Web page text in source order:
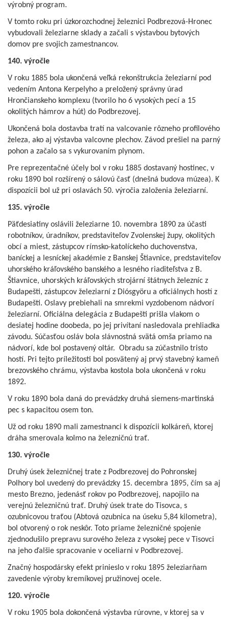
výrobný program.
V tomto roku pri úzkorozchodnej železnici Podbrezová-Hronec
vybudovali železiarne sklady a začali s výstavbou bytových
domov pre svojich zamestnancov.
140. výročie
V roku 1885 bola ukončená veľká rekonštrukcia železiarní pod
vedením Antona Kerpelyho a preložený správny úrad
Hrončianskeho komplexu (tvorilo ho 6 vysokých pecí a 15
okolitých hámrov a hút) do Podbrezovej.
Ukončená bola dostavba tratí na valcovanie rôzneho profilového
železa, ako aj výstavba valcovne plechov. Závod prešiel na parný
pohon a začalo sa s vykurovaním plynom.
Pre reprezentačné účely bol v roku 1885 dostavaný hostinec, v
roku 1890 bol rozšírený o sálovú časť (dnešná budova múzea). K
dispozícii bol už pri oslavách 50. výročia založenia železiarní.
135. výročie
Päťdesiatiny oslávili železiarne 10. novembra 1890 za účasti
robotníkov, úradníkov, predstaviteľov Zvolenskej župy, okolitých
obcí a miest, zástupcov rímsko-katolíckeho duchovenstva,
baníckej a lesníckej akadémie z Banskej Štiavnice, predstaviteľov
uhorského kráľovského banského a lesného riaditeľstva z B.
Štiavnice, uhorských kráľovských strojární štátnych železníc z
Budapešti, zástupcov železiarní z Diósgyöru a oficiálnych hostí z
Budapešti. Oslavy prebiehali na smrekmi vyzdobenom nádvorí
železiarní. Oficiálna delegácia z Budapešti prišla vlakom o
desiatej hodine doobeda, po jej privítaní nasledovala prehliadka
závodu. Súčasťou osláv bola slávnostná svätá omša priamo na
nádvorí, kde bol postavený oltár. Obradu sa zúčastnilo tristo
hostí. Pri tejto príležitosti bol posvätený aj prvý stavebný kameň
brezovského chrámu, výstavba kostola bola ukončená v roku
1892.
V roku 1890 bola daná do prevádzky druhá siemens-martinská
pec s kapacitou osem ton.
Už od roku 1890 mali zamestnanci k dispozícii kolkáreň, ktorej
dráha smerovala kolmo na železničnú trať.
130. výročie
Druhý úsek železničnej trate z Podbrezovej do Pohronskej
Polhory bol uvedený do prevádzky 15. decembra 1895, čím sa aj
mesto Brezno, jedenásť rokov po Podbrezovej, napojilo na
verejnú železničnú trať. Druhý úsek trate do Tisovca, s
ozubnicovou traťou (Abtová ozubnica na úseku 5,84 kilometra),
bol otvorený o rok neskôr. Toto priame železničné spojenie
zjednodušilo prepravu surového železa z vysokej pece v Tisovci
na jeho ďalšie spracovanie v oceliarni v Podbrezovej.
Značný hospodársky efekt prinieslo v roku 1895 železiarňam
zavedenie výroby kremíkovej pružinovej ocele.
120. výročie
V roku 1905 bola dokončená výstavba rúrovne, v ktorej sa v